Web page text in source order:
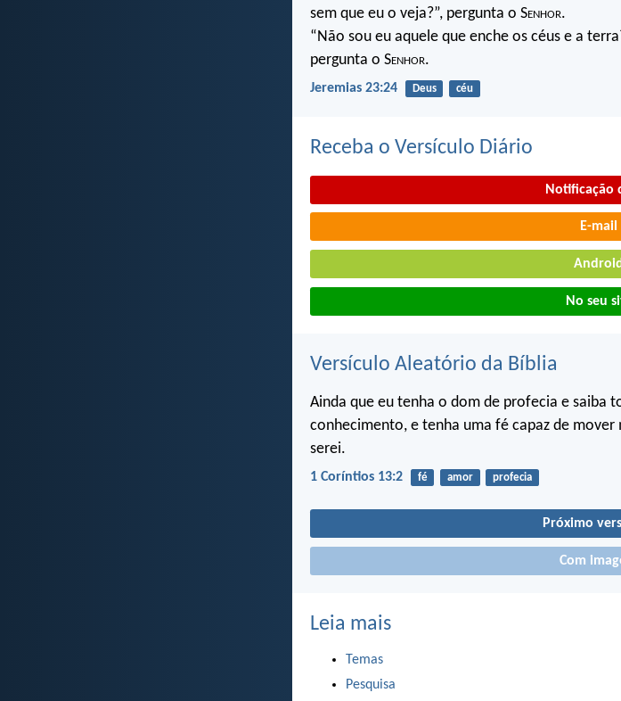
sem que eu o veja?”, pergunta o Senhor.
“Não sou eu aquele que enche os céus e a
pergunta o Senhor.
Jeremias 23:24 Deus céu
Receba o Versículo Diário
Notificação
E-mail
Android
No seu
Versículo Aleatório da Bíblia
Ainda que eu tenha o dom de profecia e saiba
conhecimento, e tenha uma fé capaz de
serei.
1 Coríntios 13:2 fé amor profecia
Próximo
Com
Leia mais
Temas
Pesquisa